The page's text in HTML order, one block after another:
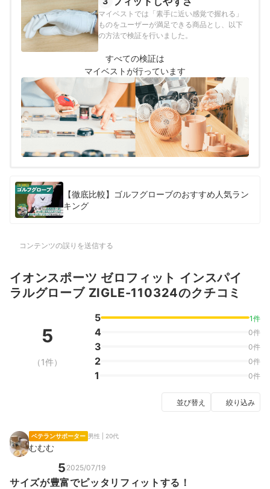
マイベストでは「素手に近い感覚で握れる」
ものをユーザーが満足できる商品とし、以下
の方法で検証を行いました。
すべての検証は
マイベストが行っています
【徹底比較】ゴルフグローブのおすすめ人気ラン
キング
コンテンツの誤りを送信する
イオンスポーツ ゼロフィット インスパイ
ラルグローブ ZIGLE-110324のクチコミ
5
（1件）
5 1件
4 0件
3 0件
2 0件
1 0件
並び替え 絞り込み
ベテランサポーター 男性 | 20代
むむむ
5 2025/07/19
サイズが豊富でピッタリフィットする！